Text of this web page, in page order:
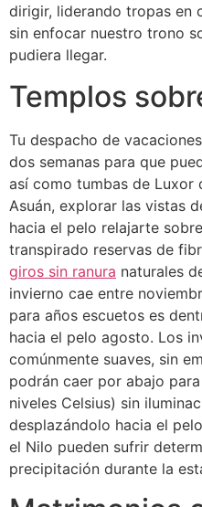
dirigir, liderando tropas en
sin enfocar nuestro trono
pudiera llegar.
Templos
Tu despacho de
dos semanas para que
así­ como tumbas de Luxor
Asuán, explorar las vistas
hacia el pelo relajarte
transpirado reservas de
giros sin ranura naturales
invierno cae entre
para años escuetos es
hacia el pelo agosto. Los
comúnmente suaves, sin
podrán caer por abajo
niveles Celsius) sin
desplazándolo hacia el
el Nilo pueden sufrir
precipitación durante la